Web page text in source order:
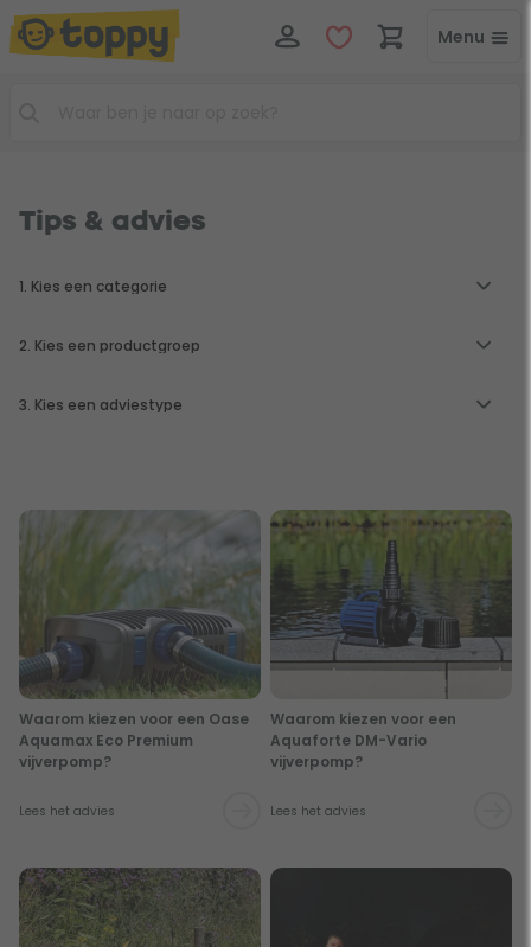
Menu
Tips & advies
Waarom kiezen voor een Oase
Aquamax Eco Premium
vijverpomp?
Lees het advies
Waarom kiezen voor een
Aquaforte DM-Vario
vijverpomp?
Lees het advies